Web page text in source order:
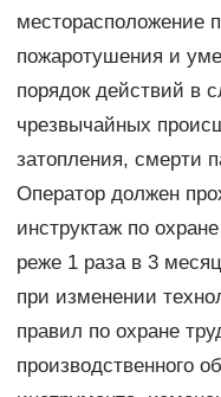
месторасположение
пожаротушения и
порядок действий в
чрезвычайных
затопления, смерти
Оператор должен
инструктаж по
реже 1 раза в 3
при изменении
правил по охране
производственного